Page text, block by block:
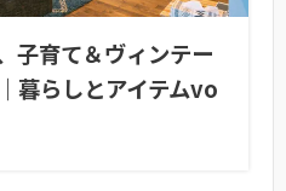
子育て＆ヴィンテー
暮らしとアイテムvo